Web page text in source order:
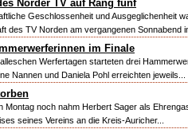
Norder TV auf Rang fünf
Geschlossenheit und Ausgeglichenheit
des TV Norden am vergangenen Sonnabend
im Finale
Werfertagen starteten drei
Nannen und Daniela Pohl erreichten jeweils...
Montag noch nahm Herbert Sager als
seines Vereins an die Kreis-Auricher...